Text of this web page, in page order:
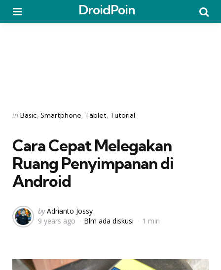
DroidPoin
Categories
Posted
in Basic Smartphone Tablet Tutorial
Cara Cepat Melegakan
Ruang Penyimpanan di
Android
Posted
by
by Adrianto Jossy
9 years ago
Blm ada diskusi 1 min